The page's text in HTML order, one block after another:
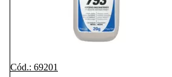
Cód.: 69201